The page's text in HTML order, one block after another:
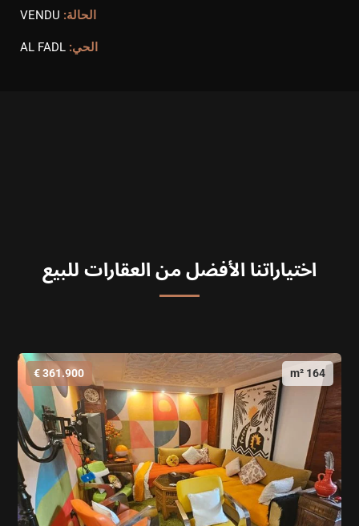
الحالة: VENDU
الحي: AL FADL
اختياراتنا الأفضل من العقارات للبيع
164 m²
361.900 €